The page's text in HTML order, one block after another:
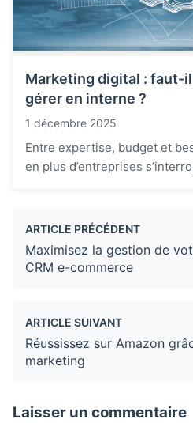
Marketing digital : faut-
gérer en interne ?
1 décembre 2025
Entre expertise, budget et
en plus d’entreprises
ARTICLE PRÉCÉDENT
Maximisez la gestion de
CRM e-commerce
ARTICLE SUIVANT
Réussissez sur Amazon
marketing
Laisser un commentaire